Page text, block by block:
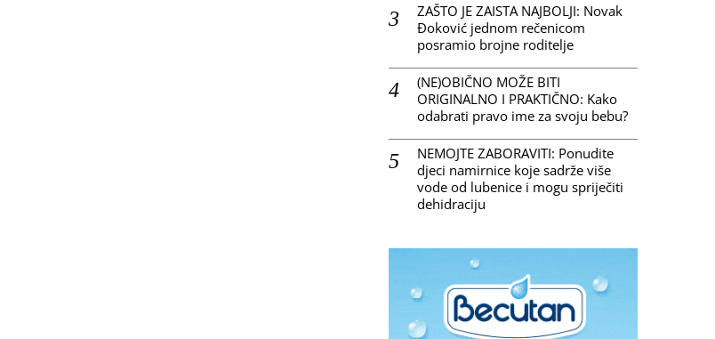
ZAŠTO JE ZAISTA NAJBOLJI: Novak
Đoković jednom rečenicom
posramio brojne roditelje
(NE)OBIČNO MOŽE BITI
ORIGINALNO I PRAKTIČNO: Kako
odabrati pravo ime za svoju bebu?
NEMOJTE ZABORAVITI: Ponudite
djeci namirnice koje sadrže više
vode od lubenice i mogu spriječiti
dehidraciju